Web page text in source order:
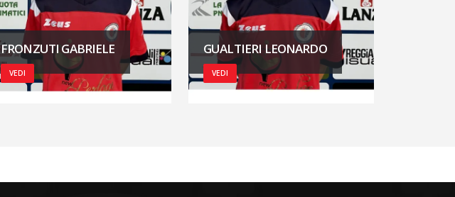
FRONZUTI GABRIELE
VEDI
GUALTIERI LEONARDO
VEDI